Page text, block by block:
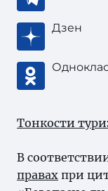
Дзен
Тонкости
В
правах при